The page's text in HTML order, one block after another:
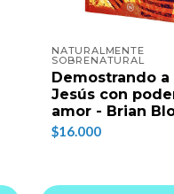
NATURALMENTE
SOBRENATURAL
Demostrando a
Jesús con
amor - Brian
$16.000